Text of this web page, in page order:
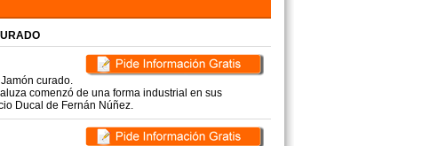
curado.
comenzó de una forma industrial en sus
Ducal de Fernán Núñez.